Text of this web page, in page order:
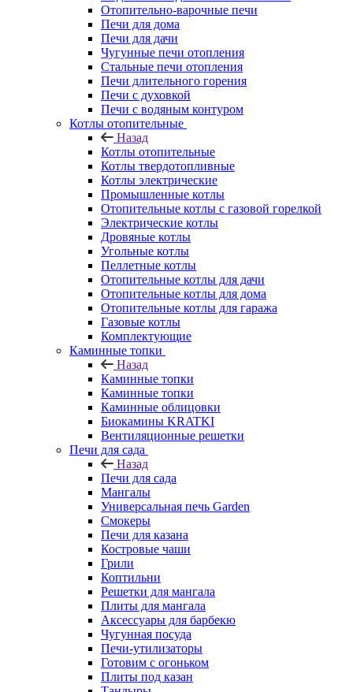
Отопительно-варочные печи
Печи для дома
Печи для дачи
Чугунные печи отопления
Стальные печи отопления
Печи длительного горения
Печи с духовкой
Печи с водяным контуром
Котлы отопительные
Назад
Котлы отопительные
Котлы твердотопливные
Котлы электрические
Промышленные котлы
Отопительные котлы с газовой горелкой
Электрические котлы
Дровяные котлы
Угольные котлы
Пеллетные котлы
Отопительные котлы для дачи
Отопительные котлы для дома
Отопительные котлы для гаража
Газовые котлы
Комплектующие
Каминные топки
Назад
Каминные топки
Каминные топки
Каминные облицовки
Биокамины KRATKI
Вентиляционные решетки
Печи для сада
Назад
Печи для сада
Мангалы
Универсальная печь Garden
Смокеры
Печи для казана
Костровые чаши
Грили
Коптильни
Решетки для мангала
Плиты для мангала
Аксессуары для барбекю
Чугунная посуда
Печи-утилизаторы
Готовим с огоньком
Плиты под казан